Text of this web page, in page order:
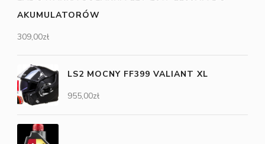
AKUMULATORÓW
309,00zł
LS2 MOCNY FF399 VALIANT XL
955,00zł